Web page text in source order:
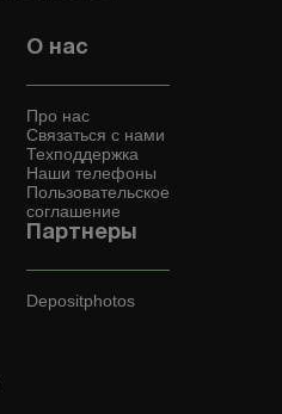
О нас
Про нас
Связаться с нами
Техподдержка
Наши телефоны
Пользовательское
соглашение
Партнеры
Depositphotos